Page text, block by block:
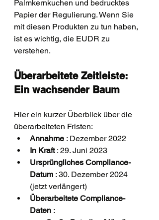
Palmkernkuchen und bedrucktes
Papier der Regulierung. Wenn Sie
mit diesen Produkten zu tun haben,
ist es wichtig, die EUDR zu
verstehen.
Überarbeitete Zeitleiste:
Ein wachsender Baum
Hier ein kurzer Überblick über die
überarbeiteten Fristen:
Annahme : Dezember 2022
In Kraft : 29. Juni 2023
Ursprüngliches Compliance-
Datum : 30. Dezember 2024
(jetzt verlängert)
Überarbeitete Compliance-
Daten :